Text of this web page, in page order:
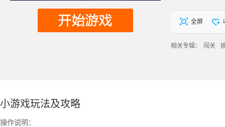
全屏
相关专辑： 闯关
小游戏玩法及攻略
操作说明：